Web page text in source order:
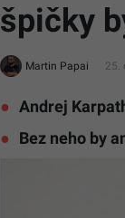
špičky
Martin Papai 25.
Andrej
Bez neho by